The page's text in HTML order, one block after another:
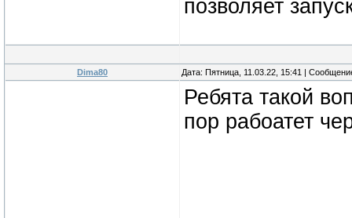
позволяет
Dima80 Дата: Пятница, 11.03.22, 15:41 |
Ребята такой
пор рабоатет